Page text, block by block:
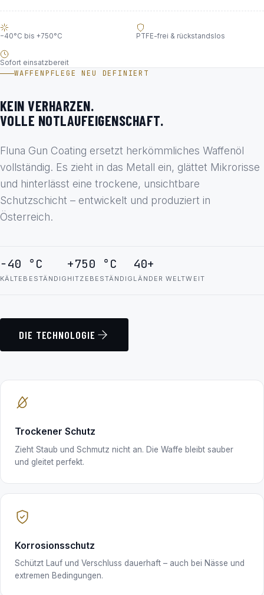
−40°C bis +750°C PTFE-frei & rückstandslos
Sofort einsatzbereit
WAFFENPFLEGE NEU DEFINIERT
KEIN VERHARZEN.
VOLLE NOTLAUFEIGENSCHAFT.
Fluna Gun Coating ersetzt herkömmliches Waffenöl
vollständig. Es zieht in das Metall ein, glättet Mikrorisse
und hinterlässt eine trockene, unsichtbare
Schutzschicht – entwickelt und produziert in
Österreich.
−40 °C
KÄLTEBESTÄNDIG
+750 °C
HITZEBESTÄNDIG
40+
LÄNDER WELTWEIT
DIE TECHNOLOGIE
Trockener Schutz
Zieht Staub und Schmutz nicht an. Die Waffe bleibt sauber
und gleitet perfekt.
Korrosionsschutz
Schützt Lauf und Verschluss dauerhaft – auch bei Nässe und
extremen Bedingungen.